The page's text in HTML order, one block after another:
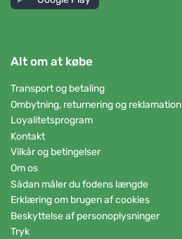
Alt om at købe
Transport og betaling
Ombytning, returnering og reklamation
Loyalitetsprogram
Kontakt
Vilkår og betingelser
Om os
Sådan måler du fodens længde
Erklæring om brugen af cookies
Beskyttelse af personoplysninger
Tryk